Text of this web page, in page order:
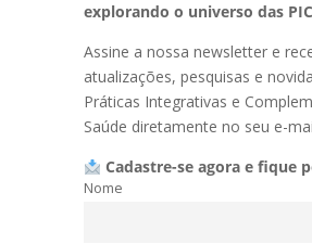
explorando o universo das
Assine a nossa newsletter e
atualizações, pesquisas e
Práticas Integrativas e
Saúde diretamente no seu e-
Cadastre-se agora e fique
Nome